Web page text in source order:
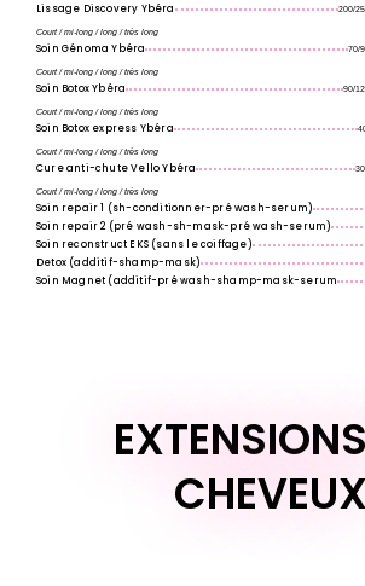
Lissage Discovery Ybéra 200/
Court / mi-long / long / très long
Soin Génoma Ybéra 70/
Court / mi-long / long / très long
Soin Botox Ybéra 90/
Court / mi-long / long / très long
Soin Botox express Ybéra
Court / mi-long / long / très long
Cure anti-chute Vello Ybéra
Court / mi-long / long / très long
Soin repair 1 (sh-conditionner-pré wash-serum)
Soin repair 2 (pré wash-sh-mask-pré wash-serum)
Soin reconstruct EKS (sans le coiffage)
Detox (additif-shamp-mask)
Soin Magnet (additif-pré wash-shamp-mask-serum
CHEVEUX